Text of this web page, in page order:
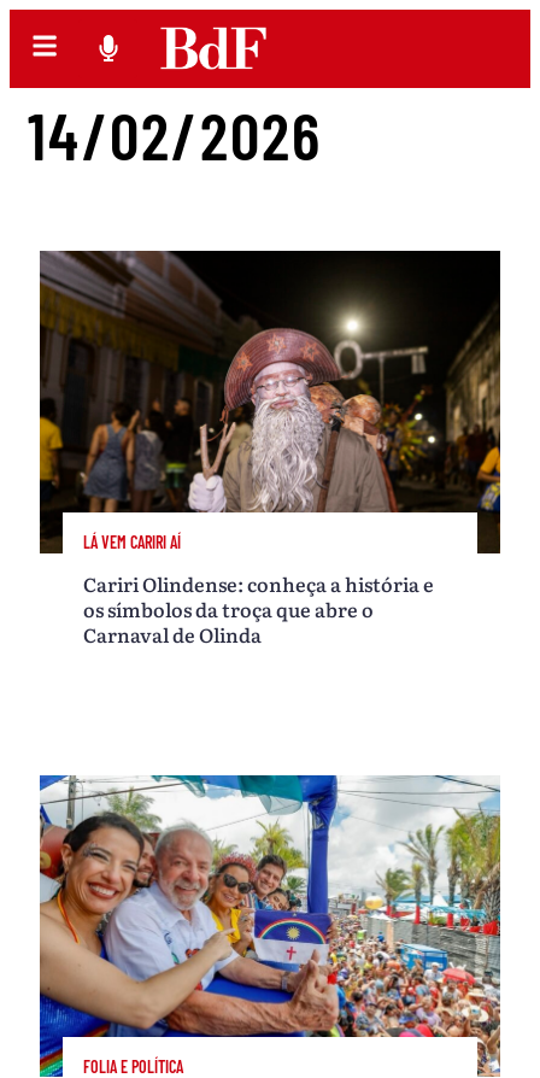
14/02/2026
LÁ VEM CARIRI AÍ
Cariri Olindense: conheça a história e
os símbolos da troça que abre o
Carnaval de Olinda
FOLIA E POLÍTICA